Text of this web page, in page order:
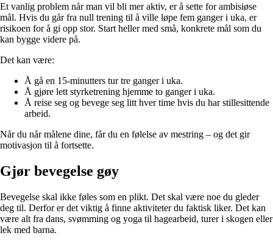
Et vanlig problem når man vil bli mer aktiv, er å sette for ambisiøse
mål. Hvis du går fra null trening til å ville løpe fem ganger i uka, er
risikoen for å gi opp stor. Start heller med små, konkrete mål som du
kan bygge videre på.
Det kan være:
Å gå en 15-minutters tur tre ganger i uka.
Å gjøre lett styrketrening hjemme to ganger i uka.
Å reise seg og bevege seg litt hver time hvis du har stillesittende
arbeid.
Når du når målene dine, får du en følelse av mestring – og det gir
motivasjon til å fortsette.
Gjør bevegelse gøy
Bevegelse skal ikke føles som en plikt. Det skal være noe du gleder
deg til. Derfor er det viktig å finne aktiviteter du faktisk liker. Det kan
være alt fra dans, svømming og yoga til hagearbeid, turer i skogen eller
lek med barna.